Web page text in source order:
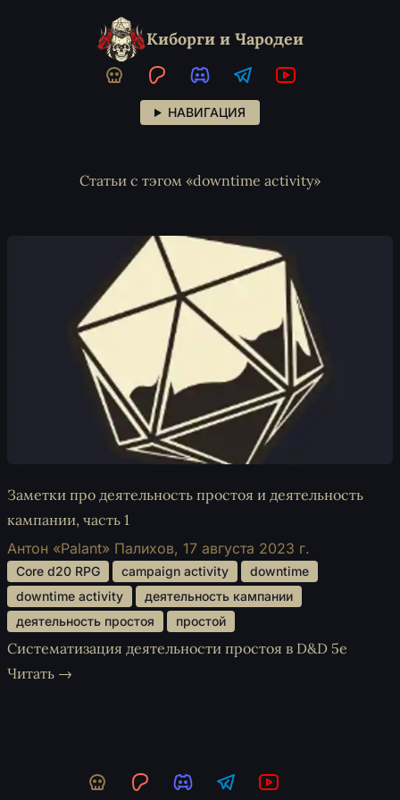
Киборги и Чародеи
НАВИГАЦИЯ
Статьи с тэгом «downtime activity»
Заметки про деятельность простоя и деятельность
кампании, часть 1
Антон «Palant» Палихов, 17 августа 2023 г.
Core d20 RPG campaign activity
downtime
downtime activity
деятельность кампании
деятельность простоя
простой
Систематизация деятельности простоя в D&D 5e
Читать →